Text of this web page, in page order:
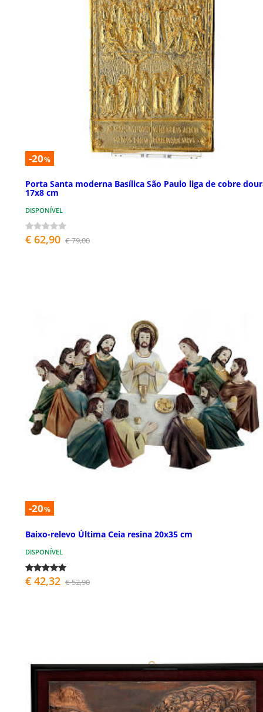
-20%
Porta Santa moderna Basílica São Paulo liga de cobre
17x8 cm
DISPONÍVEL
€ 62,90 € 79,00
-20%
Baixo-relevo Última Ceia resina 20x35 cm
DISPONÍVEL
€ 42,32 € 52,90